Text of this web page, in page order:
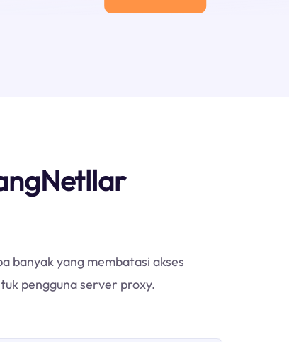
banyak yang membatasi akses
pengguna server proxy.